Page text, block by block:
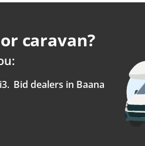
caravan?
3. Bid dealers in Baana